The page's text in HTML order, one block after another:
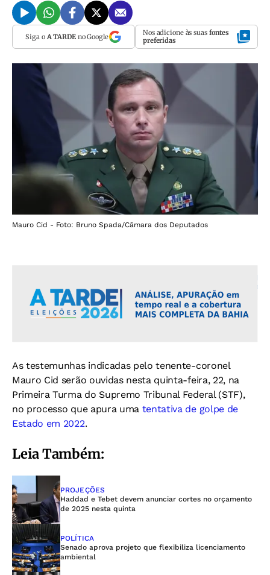
Siga o A TARDEno Google Nos adicione às suas fontes
preferidas
Mauro Cid - Foto: Bruno Spada/Câmara dos Deputados
As testemunhas indicadas pelo tenente-coronel
Mauro Cid serão ouvidas nesta quinta-feira, 22, na
Primeira Turma do Supremo Tribunal Federal (STF),
no processo que apura uma tentativa de golpe de
Estado em 2022.
Leia Também:
PROJEÇÕES
Haddad e Tebet devem anunciar cortes no orçamento
de 2025 nesta quinta
POLÍTICA
Senado aprova projeto que flexibiliza licenciamento
ambiental